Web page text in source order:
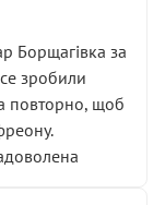
Борщагівка за
зробили
повторно, щоб